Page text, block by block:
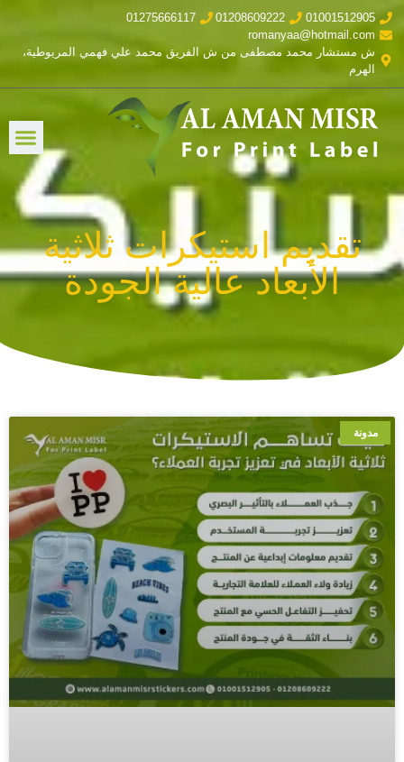
01001512905
01208609222
01275666117
romanyaa@hotmail.com
ش مستشار محمد مصطفى من ش الفريق محمد علي فهمي المريوطية،
الهرم
تقديم استيكرات ثلاثية
الأبعاد عالية الجودة
مدونة